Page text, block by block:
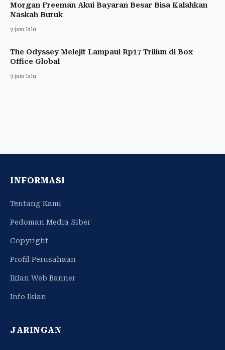
Morgan Freeman Akui Bayaran Besar Bisa Kalahkan
Naskah Buruk
9 jam lalu
The Odyssey Melejit Lampaui Rp17 Triliun di Box
Office Global
9 jam lalu
INFORMASI
Tentang Kami
Pedoman Media Siber
Copyright
Profil Perusahaan
Iklan Web Banner
Info Iklan
JARINGAN